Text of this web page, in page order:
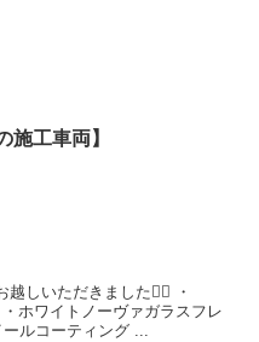
施工車両】
しいただきました🙇‍♂️ ・
ホワイトノーヴァガラスフレ
ルコーティング ...